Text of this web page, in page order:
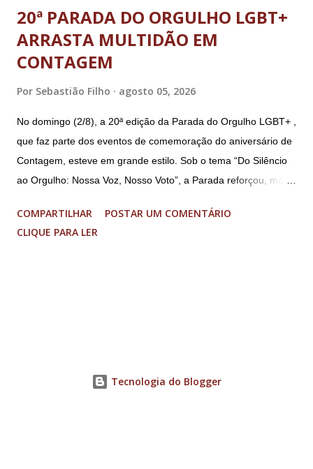
20ª PARADA DO ORGULHO LGBT+
ARRASTA MULTIDÃO EM
CONTAGEM
Por Sebastião Filho agosto 05, 2026
No domingo (2/8), a 20ª edição da Parada do Orgulho LGBT+ ,
que faz parte dos eventos de comemoração do aniversário de
Contagem, esteve em grande estilo. Sob o tema “Do Silêncio
ao Orgulho: Nossa Voz, Nosso Voto”, a Parada reforçou, mais
município. A concentração foi na Praça da Glória, que estava
preparada com um palco e contou com diversos shows,
por ser um movimento de resistência, de ocupação das ruas e
COMPARTILHAR
POSTAR UM COMENTÁRIO
CLIQUE PARA LER
Tecnologia do Blogger